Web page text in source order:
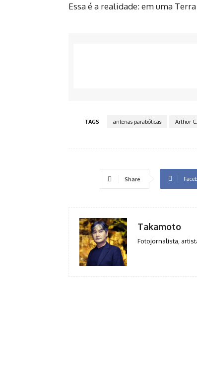
Essa é a realidade: em uma
TAGS antenas parabólicas Arthur
Share
Takamoto
Fotojornalista,